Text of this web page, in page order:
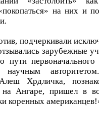
на них и
подчеркивали
зарубежные
пути
научным
Хрдличка,
на Ангаре, пришел в
коренных